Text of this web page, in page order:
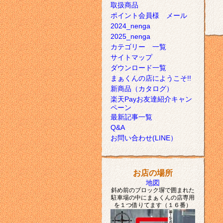
取扱商品
ポイント会員様 メール
2024_nenga
2025_nenga
カテゴリー 一覧
サイトマップ
ダウンロード一覧
まぁくんの店にようこそ!!
新商品（カタログ）
楽天Payお友達紹介キャン
ペーン
最新記事一覧
Q&A
お問い合わせ(LINE）
お店の場所
地図
斜め前のブロック塀で囲まれた
駐車場の中にまぁくんの店専用
を１つ借りてます（１６番）